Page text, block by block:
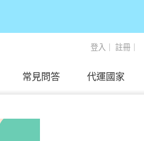
登入 註冊
代運國家
常見問答